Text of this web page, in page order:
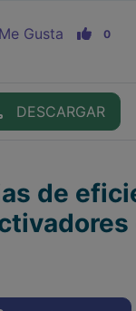
Me Gusta 0
DESCARGAR
de